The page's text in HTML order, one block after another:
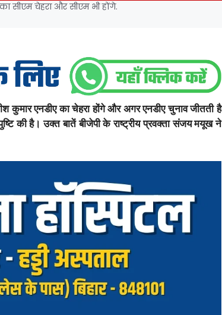
सीएम चेहरा और सीएम भी होंगे.
कुमार एनडीए का चेहरा होंगे और अगर एनडीए चुनाव जीतती है
की है। उक्त बातें बीजेपी के राष्ट्रीय प्रवक्ता संजय मयूख ने